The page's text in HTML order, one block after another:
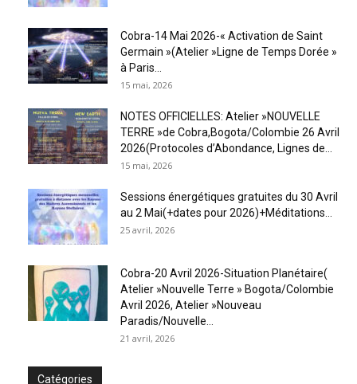
Cobra-14 Mai 2026-« Activation de Saint
Germain »(Atelier »Ligne de Temps Dorée »
à Paris...
15 mai, 2026
NOTES OFFICIELLES: Atelier »NOUVELLE
TERRE »de Cobra,Bogota/Colombie 26 Avril
2026(Protocoles d’Abondance, Lignes de...
15 mai, 2026
Sessions énergétiques gratuites du 30 Avril
au 2 Mai(+dates pour 2026)+Méditations...
25 avril, 2026
Cobra-20 Avril 2026-Situation Planétaire(
Atelier »Nouvelle Terre » Bogota/Colombie
Avril 2026, Atelier »Nouveau
Paradis/Nouvelle...
21 avril, 2026
Catégories